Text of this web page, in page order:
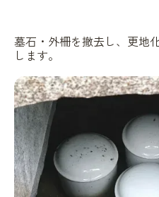
墓石・外柵を撤去し、更地
します。